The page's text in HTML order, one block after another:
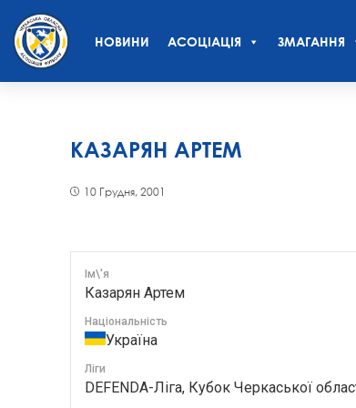
НОВИНИ АСОЦІАЦІЯ ЗМАГАННЯ
КАЗАРЯН АРТЕМ
10 Грудня, 2001
Ім\'я
Казарян Артем
Національність
Україна
Ліги
DEFENDA-Ліга, Кубок Черкаської